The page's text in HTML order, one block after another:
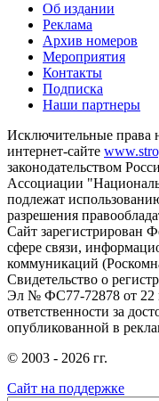
Об издании
Реклама
Архив номеров
Мероприятия
Контакты
Подписка
Наши партнеры
Исключительные права
интернет-сайте
законодательством
Ассоциации
подлежат
разрешения
Сайт зарегистрирован
сфере связи,
коммуникаций
Свидетельство о
Эл № ФС77-72878 от 22
ответственности за
опубликованной в
© 2003 - 2026 гг.
Сайт на поддержке